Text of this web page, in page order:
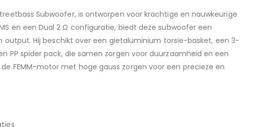
Streetbass Subwoofer, is ontworpen voor krachtige en nauwkeurige
en een Dual 2 Ω configuratie, biedt deze subwoofer een
Hij beschikt over een gietaluminium torsie-basket, een 3-
PP spider pack, die samen zorgen voor duurzaamheid en een
FEMM-motor met hoge gauss zorgen voor een precieze en